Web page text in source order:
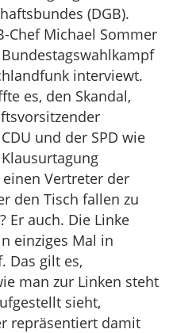
(DGB).
Chef Michael Sommer
interviewt.
es, den Skandal,
und der SPD wie
Vertreter der
den Tisch fallen zu
Er auch. Die Linke
einziges Mal in
Das gilt es,
man zur Linken steht
sieht,
repräsentiert damit